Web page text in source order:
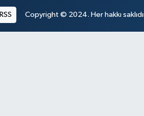
RSS Copyright © 2024. Her hakkı